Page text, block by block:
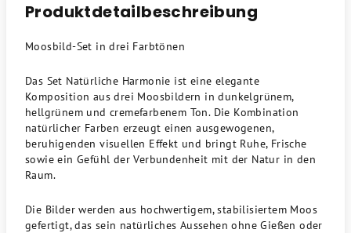
Produktdetailbeschreibung
Moosbild-Set in drei Farbtönen
Das Set Natürliche Harmonie ist eine elegante
Komposition aus drei Moosbildern in dunkelgrünem,
hellgrünem und cremefarbenem Ton. Die Kombination
natürlicher Farben erzeugt einen ausgewogenen,
beruhigenden visuellen Effekt und bringt Ruhe, Frische
sowie ein Gefühl der Verbundenheit mit der Natur in den
Raum.
Die Bilder werden aus hochwertigem, stabilisiertem Moos
gefertigt, das sein natürliches Aussehen ohne Gießen oder